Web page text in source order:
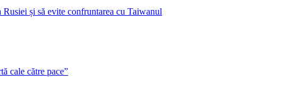
și să evite confruntarea cu Taiwanul
cale către pace”